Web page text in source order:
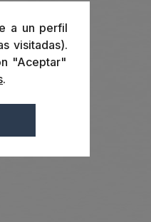
a un perfil
visitadas).
"Aceptar"
.